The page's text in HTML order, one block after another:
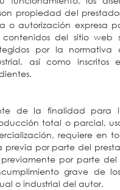
propiedad del
o autorización expresa
contenidos del sitio web
por la normativa
así como inscritos
de la finalidad para
total o parcial,
requiere en
previa por parte del
por parte del
grave de
o industrial del autor.